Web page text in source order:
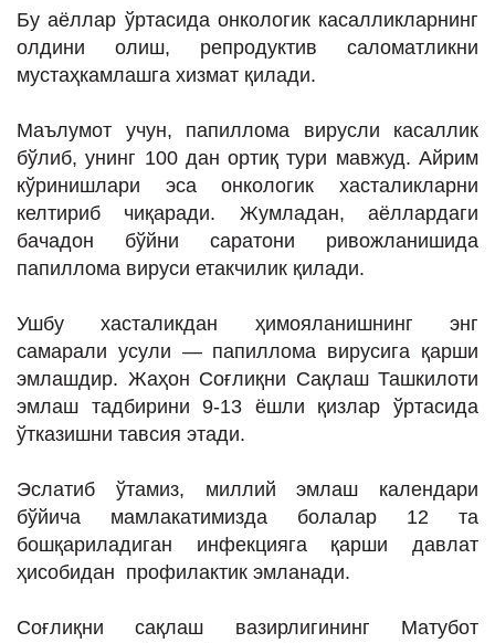
ТЕХНОЛОГИЯ
Бу аёллар ўртасида онкологик касалликларнинг
олдини олиш, репродуктив саломатликни
мустаҳкамлашга хизмат қилади.
Маълумот учун, папиллома вирусли касаллик
бўлиб, унинг 100 дан ортиқ тури мавжуд. Айрим
кўринишлари эса онкологик хасталикларни
келтириб чиқаради. Жумладан, аёллардаги
бачадон бўйни саратони ривожланишида
папиллома вируси етакчилик қилади.
Ушбу хасталикдан ҳимояланишнинг энг
самарали усули — папиллома вирусига қарши
эмлашдир. Жаҳон Соғлиқни Сақлаш Ташкилоти
эмлаш тадбирини 9-13 ёшли қизлар ўртасида
ўтказишни тавсия этади.
Эслатиб ўтамиз, миллий эмлаш календари
бўйича мамлакатимизда болалар 12 та
бошқариладиган инфекцияга қарши давлат
ҳисобидан профилактик эмланади.
Соғлиқни сақлаш вазирлигининг Матубот